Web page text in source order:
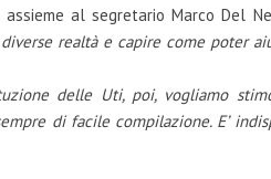
assieme al segretario Marco Del
realtà e capire come poter
delle Uti, poi, vogliamo
di facile compilazione. E’